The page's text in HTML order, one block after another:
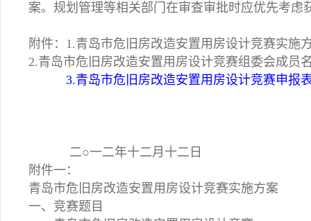
案。规划管理等相关部门在审查审批时应优先考虑
附件：1.青岛市危旧房改造安置用房设计竞赛实施
2.青岛市危旧房改造安置用房设计竞赛组委会成员
3.青岛市危旧房改造安置用房设计竞赛申报
二○一二年十二月十二日
附件一：
青岛市危旧房改造安置用房设计竞赛实施方案
一、竞赛题目